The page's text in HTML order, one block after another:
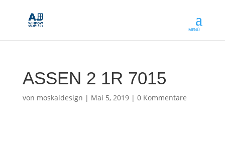
ASSEN 2 1R 7015
von moskaldesign | Mai 5, 2019| 0 Kommentare